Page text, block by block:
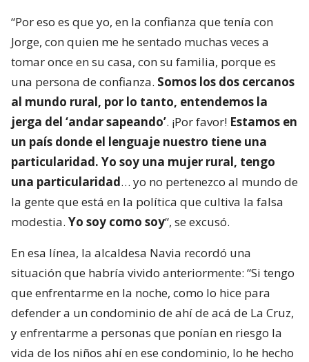
“Por eso es que yo, en la confianza que tenía con
Jorge, con quien me he sentado muchas veces a
tomar once en su casa, con su familia, porque es
una persona de confianza. Somos los dos cercanos
al mundo rural, por lo tanto, entendemos la
jerga del ‘andar sapeando’. ¡Por favor! Estamos en
un país donde el lenguaje nuestro tiene una
particularidad. Yo soy una mujer rural, tengo
una particularidad… yo no pertenezco al mundo de
la gente que está en la política que cultiva la falsa
modestia. Yo soy como soy“, se excusó.
En esa línea, la alcaldesa Navia recordó una
situación que habría vivido anteriormente: “Si tengo
que enfrentarme en la noche, como lo hice para
defender a un condominio de ahí de acá de La Cruz,
y enfrentarme a personas que ponían en riesgo la
vida de los niños ahí en ese condominio, lo he hecho